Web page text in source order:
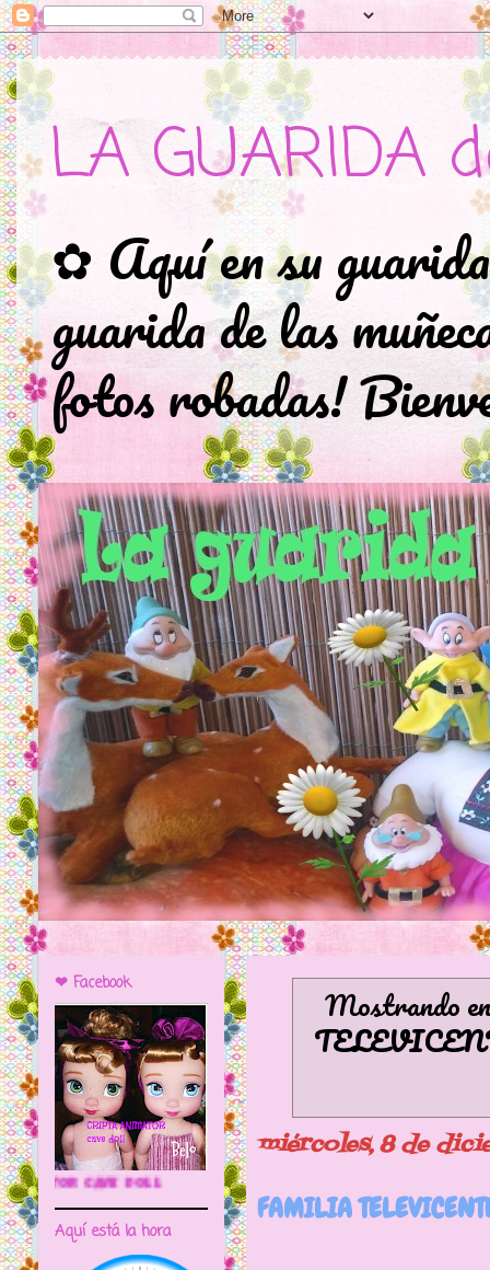
LA GUARIDA
✿ Aquí en su
guarida de las
fotos robadas!
Mostrando
miércoles, 8 de
FAMILIA
❤ Facebook
🌼CRIPTA ANIMATOR CAVE DOLL
Aquí está la hora